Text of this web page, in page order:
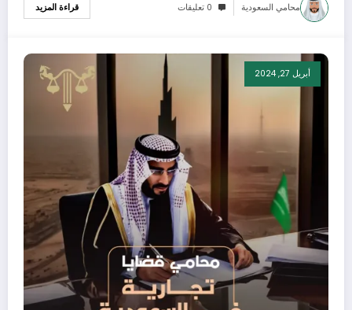
محامي السعودية 0 تعليقات قراءة المزيد
أبريل 27, 2024